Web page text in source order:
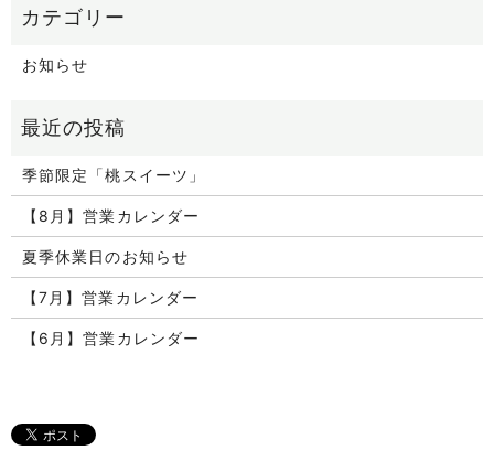
お知らせ
季節限定「桃スイーツ」
【8月】営業カレンダー
夏季休業日のお知らせ
【7月】営業カレンダー
【6月】営業カレンダー